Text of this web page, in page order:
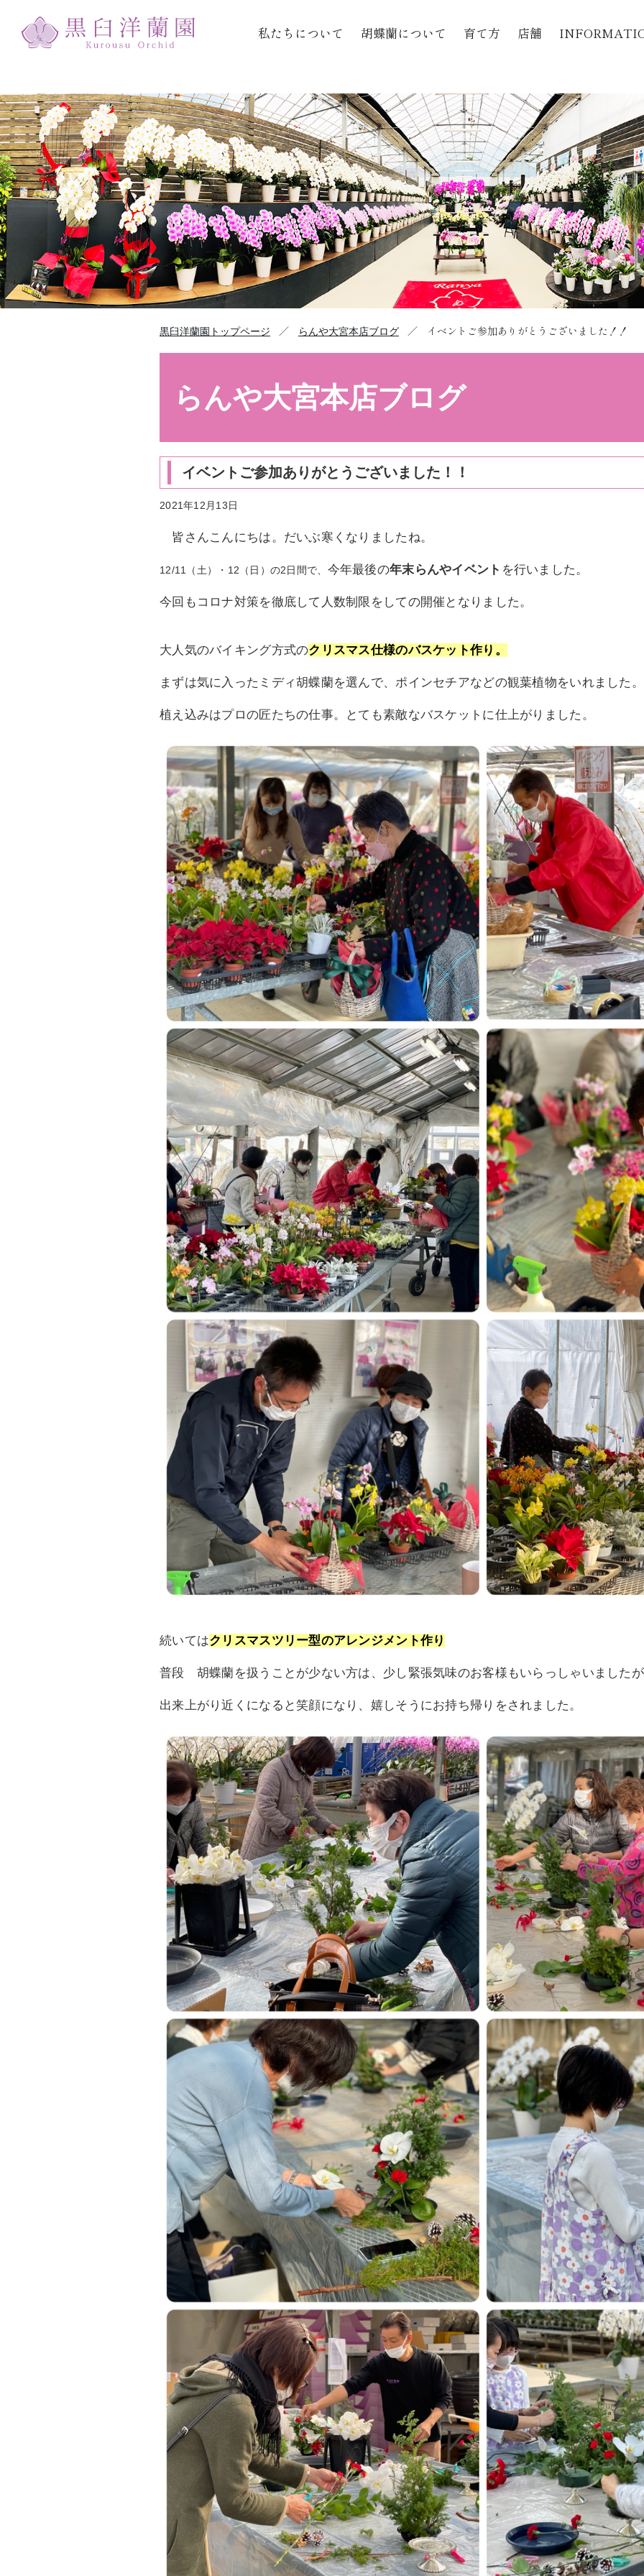
私たちについて 胡蝶蘭について 育て方 店舗
黒臼洋蘭園トップページ ／ らんや大宮本店ブログ ／ イベントご参加ありがとうございました！！
らんや大宮本店ブログ
イベントご参加ありがとうございました！！
2021年12月13日
皆さんこんにちは。だいぶ寒くなりましたね。
12/11 （土）・ 12（日）の2日間で、 今年最後の年末らんやイベント を行いました。
今回もコロナ対策を徹底して人数制限をしての開催となりました。
大人気のバイキング方式のクリスマス仕様のバスケット作り。
まずは気に入ったミディ胡蝶蘭を選んで、ポインセチアなどの観葉植物をいれました。
植え込みはプロの匠たちの仕事。とても素敵なバスケットに仕上がりました。
続いてはクリスマスツリー型のアレンジメント作り
普段 胡蝶蘭を扱うことが少ない方は、少し緊張気味のお客様もいらっしゃいました
出来上がり近くになると笑顔になり、 嬉しそうにお持ち帰りをされました。